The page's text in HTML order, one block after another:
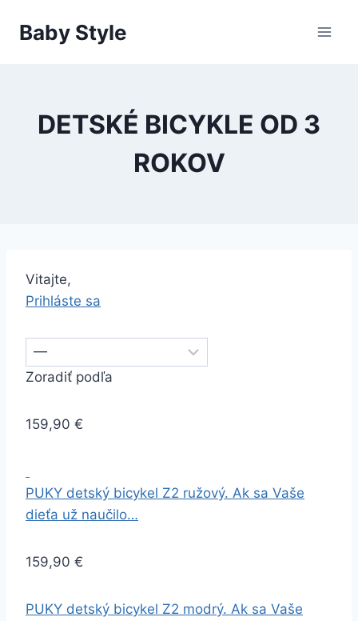
Baby Style
DETSKÉ BICYKLE OD 3
ROKOV
Vitajte,
Prihláste sa
Zoradiť podľa
159,90 €
PUKY detský bicykel Z2 ružový. Ak sa Vaše
dieťa už naučilo…
159,90 €
PUKY detský bicykel Z2 modrý. Ak sa Vaše